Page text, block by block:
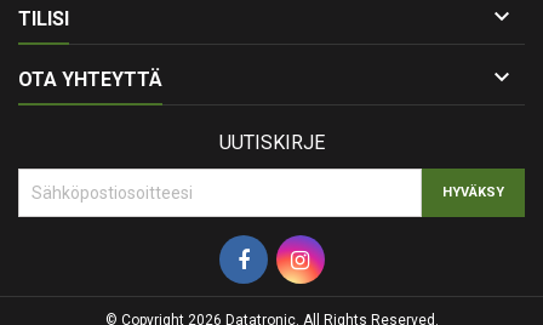
TILISI 
OTA YHTEYTTÄ 
UUTISKIRJE
© Copyright 2026 Datatronic. All Rights Reserved.